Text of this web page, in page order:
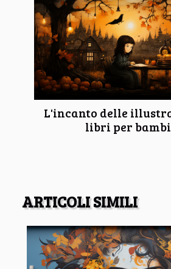
L'incanto delle
libri per
ARTICOLI SIMILI